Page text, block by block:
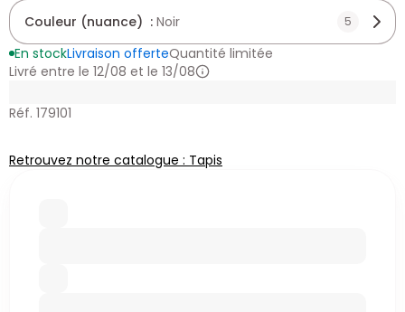
Couleur (nuance) : Noir 5
En stockLivraison offerteQuantité limitée
Livré entre le 12/08 et le 13/08
Réf. 179101
Retrouvez notre catalogue : Tapis